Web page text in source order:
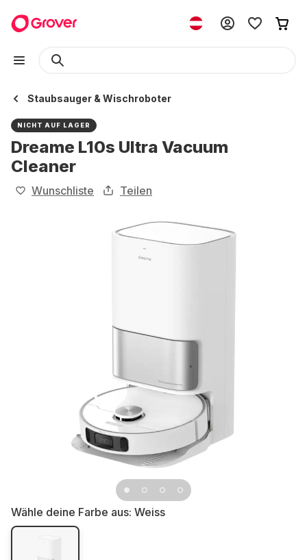
Staubsauger & Wischroboter
NICHT AUF LAGER
Dreame L10s Ultra Vacuum
Cleaner
Wunschliste Teilen
Wähle deine Farbe aus: Weiss